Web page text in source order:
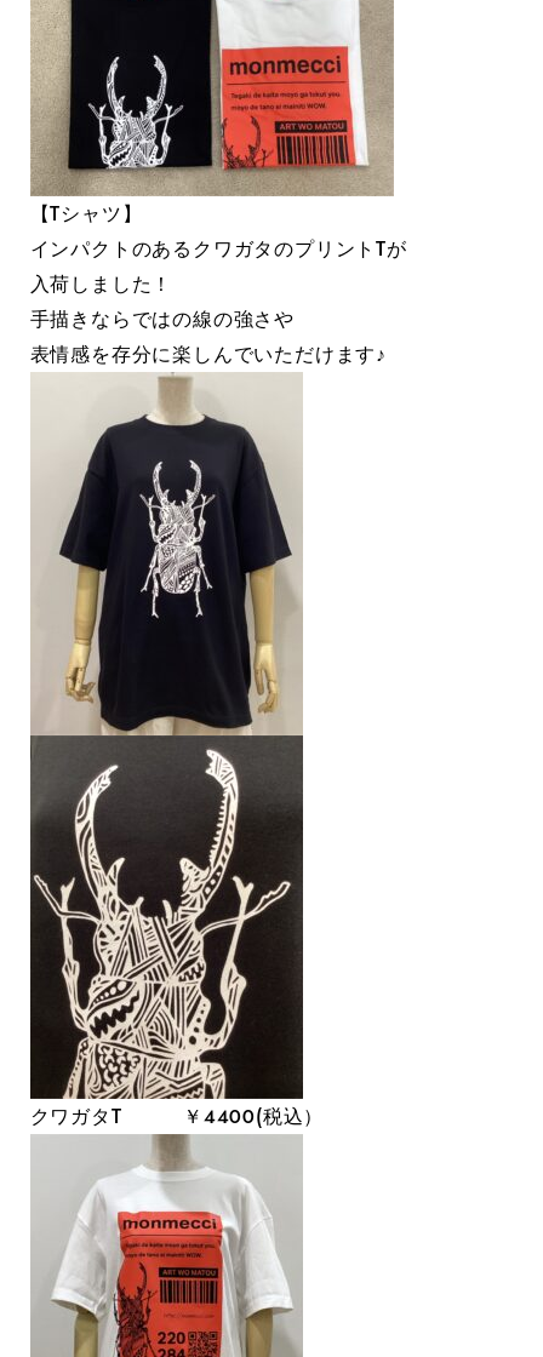
【Tシャツ】
インパクトのあるクワガタのプリントTが
入荷しました！
手描きならではの線の強さや
表情感を存分に楽しんでいただけます♪
クワガタT ￥４４００(税込）